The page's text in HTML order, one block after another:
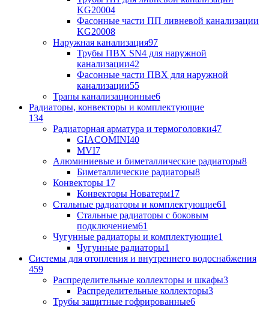
KG20004
Фасонные части ПП ливневой канализации
KG20008
Наружная канализация97
Трубы ПВХ SN4 для наружной
канализации42
Фасонные части ПВХ для наружной
канализации55
Трапы канализационные6
Радиаторы, конвекторы и комплектующие
134
Радиаторная арматура и термоголовки47
GIACOMINI40
MVI7
Алюминиевые и биметаллические радиаторы8
Биметаллические радиаторы8
Конвекторы 17
Конвекторы Новатерм17
Стальные радиаторы и комплектующие61
Стальные радиаторы с боковым
подключением61
Чугунные радиаторы и комплектующие1
Чугунные радиаторы1
Системы для отопления и внутреннего водоснабжения
459
Распределительные коллекторы и шкафы3
Распределительные коллекторы3
Трубы защитные гофрированные6